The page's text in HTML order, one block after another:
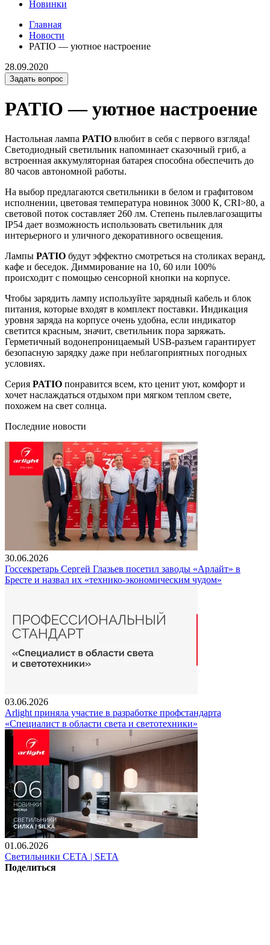
Новинки
Главная
Новости
PATIO — уютное настроение
28.09.2020
Задать вопрос
PATIO — уютное настроение
Настольная лампа PATIO влюбит в себя с первого взгляда!
Светодиодный светильник напоминает сказочный гриб, а
встроенная аккумуляторная батарея способна обеспечить до
80 часов автономной работы.
На выбор предлагаются светильники в белом и графитовом
исполнении, цветовая температура новинок 3000 К, CRI>80, а
световой поток составляет 260 лм. Степень пылевлагозащиты
IP54 дает возможность использовать светильник для
интерьерного и уличного декоративного освещения.
Лампы PATIO будут эффектно смотреться на столиках веранд,
кафе и беседок. Диммирование на 10, 60 или 100%
происходит с помощью сенсорной кнопки на корпусе.
Чтобы зарядить лампу используйте зарядный кабель и блок
питания, которые входят в комплект поставки. Индикация
уровня заряда на корпусе очень удобна, если индикатор
светится красным, значит, светильник пора заряжать.
Герметичный водонепроницаемый USB-разъем гарантирует
безопасную зарядку даже при неблагоприятных погодных
условиях.
Серия PATIO понравится всем, кто ценит уют, комфорт и
хочет наслаждаться отдыхом при мягком теплом свете,
похожем на свет солнца.
Последние новости
30.06.2026
Госсекретарь Сергей Глазьев посетил заводы «Арлайт» в
Бресте и назвал их «технико-экономическим чудом»
03.06.2026
Arlight приняла участие в разработке профстандарта
«Специалист в области света и светотехники»
01.06.2026
Светильники СЕТА | SETA
Поделиться